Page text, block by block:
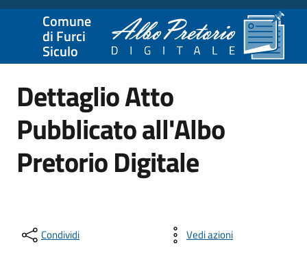
Comune
di Furci
Siculo
Dettaglio Atto
Pubblicato all'Albo
Pretorio Digitale
Condividi Vedi azioni